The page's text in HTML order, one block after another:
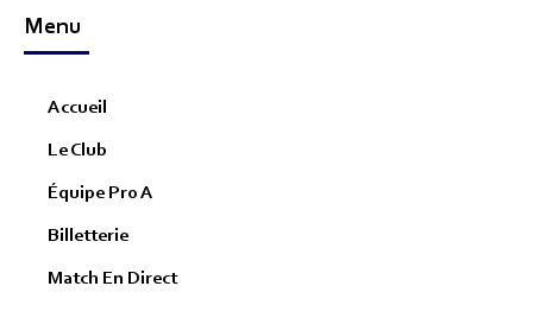
Menu
Accueil
Le Club
Équipe Pro A
Billetterie
Match En Direct